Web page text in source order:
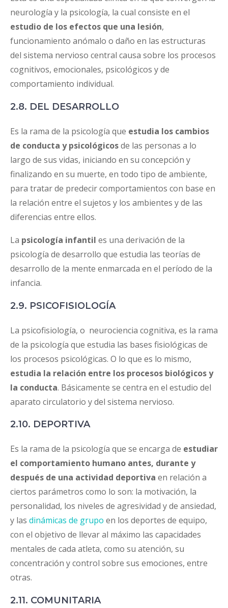
neurología y la psicología, la cual consiste en el
estudio de los efectos que una lesión,
funcionamiento anómalo o daño en las estructuras
del sistema nervioso central causa sobre los procesos
cognitivos, emocionales, psicológicos y de
comportamiento individual.
2.8. DEL DESARROLLO
Es la rama de la psicología que estudia los cambios
de conducta y psicológicosde las personas a lo
largo de sus vidas, iniciando en su concepción y
finalizando en su muerte, en todo tipo de ambiente,
para tratar de predecir comportamientos con base en
la relación entre el sujetos y los ambientes y de las
diferencias entre ellos.
La psicología infantil es una derivación de la
psicología de desarrollo que estudia las teorías de
desarrollo de la mente enmarcada en el período de la
infancia.
2.9. PSICOFISIOLOGÍA
La psicofisiología, o neurociencia cognitiva, es la rama
de la psicología que estudia las bases fisiológicas de
los procesos psicológicas. O lo que es lo mismo,
estudia la relación entre los procesos biológicos y
la conducta. Básicamente se centra en el estudio del
aparato circulatorio y del sistema nervioso.
2.10. DEPORTIVA
Es la rama de la psicología que se encarga de estudiar
el comportamiento humano antes, durante y
después de una actividad deportiva en relación a
ciertos parámetros como lo son: la motivación, la
personalidad, los niveles de agresividad y de ansiedad,
y las dinámicas de grupo en los deportes de equipo,
con el objetivo de llevar al máximo las capacidades
mentales de cada atleta, como su atención, su
concentración y control sobre sus emociones, entre
otras.
2.11. COMUNITARIA